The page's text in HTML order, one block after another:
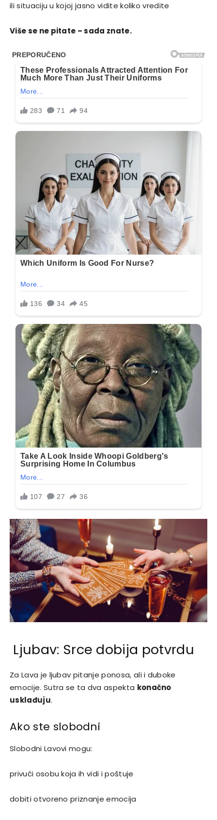
ili situaciju u kojoj jasno vidite koliko vredite
Više se ne pitate – sada znate.
Ljubav: Srce dobija potvrdu
Za Lava je ljubav pitanje ponosa, ali i duboke
emocije. Sutra se ta dva aspekta konačno
usklađuju.
Ako ste slobodni
Slobodni Lavovi mogu:
privući osobu koja ih vidi i poštuje
dobiti otvoreno priznanje emocija